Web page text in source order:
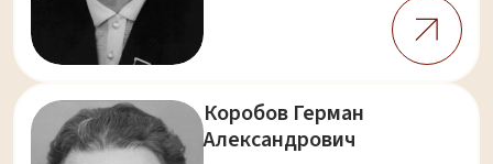
Коробов Герман
Александрович